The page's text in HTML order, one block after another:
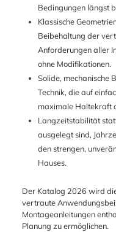
Bedingungen längst
Klassische
Beibehaltung der
Anforderungen aller
ohne Modifikationen.
Solide, mechanische
Technik, die auf
maximale Haltekraft
Langzeitstabilität
ausgelegt sind,
den strengen,
Hauses.
Der Katalog 2026 wird
vertraute
Montageanleitungen
Planung zu ermöglichen.